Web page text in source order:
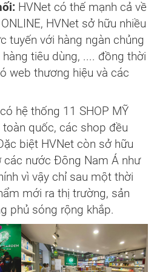
HVNet có thế mạnh cả về
HVNet sở hữu nhiều
tuyến với hàng ngàn chủng
hàng tiêu dùng, .... đồng thời
web thương hiệu và các
hệ thống 11 SHOP MỸ
toàn quốc, các shop đều
biệt HVNet còn sở hữu
các nước Đông Nam Á như
vì vậy chỉ sau một thời
mới ra thị trường, sản
phủ sóng rộng khắp.